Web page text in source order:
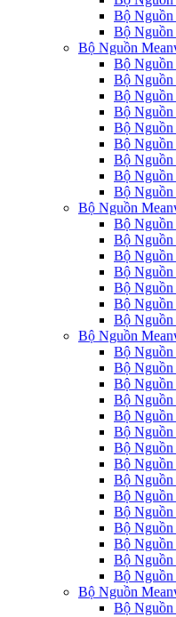
Bộ
Bộ
Bộ Nguồn
Bộ
Bộ
Bộ
Bộ
Bộ
Bộ
Bộ
Bộ
Bộ
Bộ Nguồn
Bộ Nguồn
Bộ
Bộ Nguồn
Bộ
Bộ
Bộ
Bộ
Bộ Nguồn
Bộ Nguồn
Bộ Nguồn
Bộ Nguồn
Bộ Nguồn
Bộ Nguồn
Bộ Nguồn
Bộ Nguồn
Bộ Nguồn
Bộ Nguồn
Bộ Nguồn
Bộ Nguồn
Bộ Nguồn
Bộ Nguồn
Bộ Nguồn
Bộ Nguồn
Bộ Nguồn
Bộ Nguồn